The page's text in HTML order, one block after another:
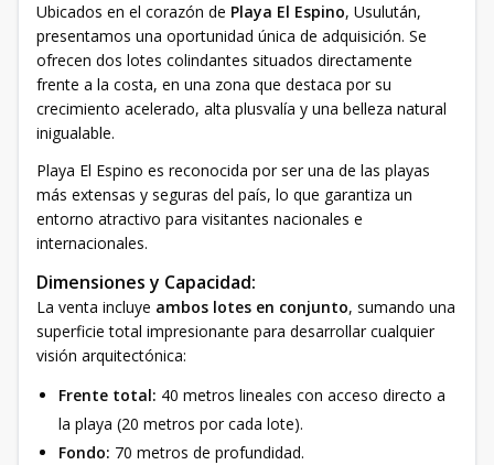
Ubicados en el corazón de Playa El Espino, Usulután,
presentamos una oportunidad única de adquisición. Se
ofrecen dos lotes colindantes situados directamente
frente a la costa, en una zona que destaca por su
crecimiento acelerado, alta plusvalía y una belleza natural
inigualable.
Playa El Espino es reconocida por ser una de las playas
más extensas y seguras del país, lo que garantiza un
entorno atractivo para visitantes nacionales e
internacionales.
Dimensiones y Capacidad:
La venta incluye ambos lotes en conjunto, sumando una
superficie total impresionante para desarrollar cualquier
visión arquitectónica:
Frente total: 40 metros lineales con acceso directo a
la playa (20 metros por cada lote).
Fondo: 70 metros de profundidad.